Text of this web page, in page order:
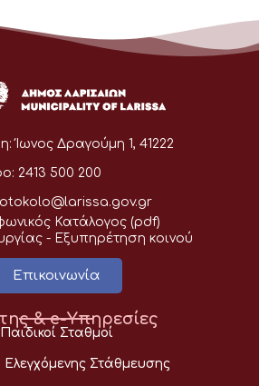
Ίωνος Δραγούμη 1, 41222
2413 500 200
Κατάλογος (pdf)
- Eξυπηρέτηση κοινού
Επικοινωνία
& e-Υπηρεσίες
Παιδικοί Σταθμοί
Στάθμευσης